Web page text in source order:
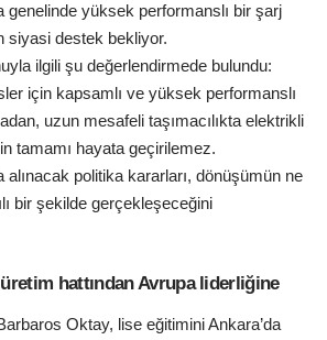
genelinde yüksek performanslı bir şarj
siyasi destek bekliyor.
ilgili şu değerlendirmede bulundu:
için kapsamlı ve yüksek performanslı
uzun mesafeli taşımacılıkta elektrikli
tamamı hayata geçirilemez.
alınacak politika kararları, dönüşümün ne
bir şekilde gerçekleşeceğini
hattından Avrupa liderliğine
Oktay, lise eğitimini Ankara’da